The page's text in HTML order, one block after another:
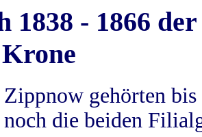
1838 - 1866
gehörten
die beiden